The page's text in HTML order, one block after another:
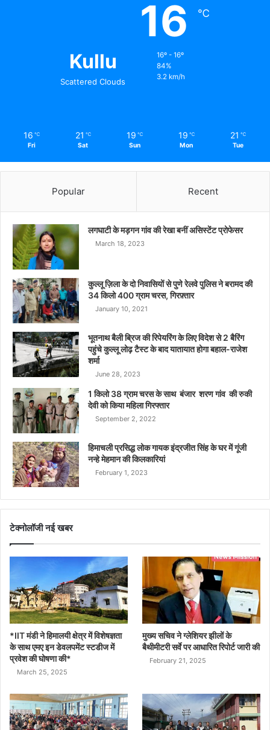
Kullu
Scattered Clouds
16 ℃
16º - 16º
84%
3.2 km/h
16 ℃
Fri
21 ℃
Sat
19 ℃
Sun
19 ℃
Mon
21 ℃
Tue
Popular Recent
लगघाटी के मड़गन गांव की रेखा बनीं असिस्टेंट प्रोफेसर
March 18, 2023
कुल्लू ज़िला के दो निवासियों से पुणे रेलवे पुलिस ने बरामद की
34 किलो 400 ग्राम चरस, गिरफ़्तार
January 10, 2021
भूतनाथ बैली ब्रिज की रिपेयरिंग के लिए विदेश से 2 बैरिंग
पहुंचे कुल्लू लोढ़ टैस्ट के बाद यातायात होगा बहाल-राजेश
शर्मा
June 28, 2023
1 किलो 38 ग्राम चरस के साथ बंजार शरण गांव की रुकी
देवी को किया महिला गिरफ्तार
September 2, 2022
हिमाचली प्रसिद्ध लोक गायक इंद्रजीत सिंह के घर में गूंजी
नन्हे मेहमान की किलकारियां
February 1, 2023
टेक्नोलॉजी नई खबर
*IIT मंडी ने हिमालयी क्षेत्र में विशेषज्ञता
के साथ एमए इन डेवलपमेंट स्टडीज में
प्रवेश की घोषणा की*
March 25, 2025
मुख्य सचिव ने ग्लेशियर झीलों के
बैथीमीटरी सर्वे पर आधारित रिपोर्ट जारी की
February 21, 2025